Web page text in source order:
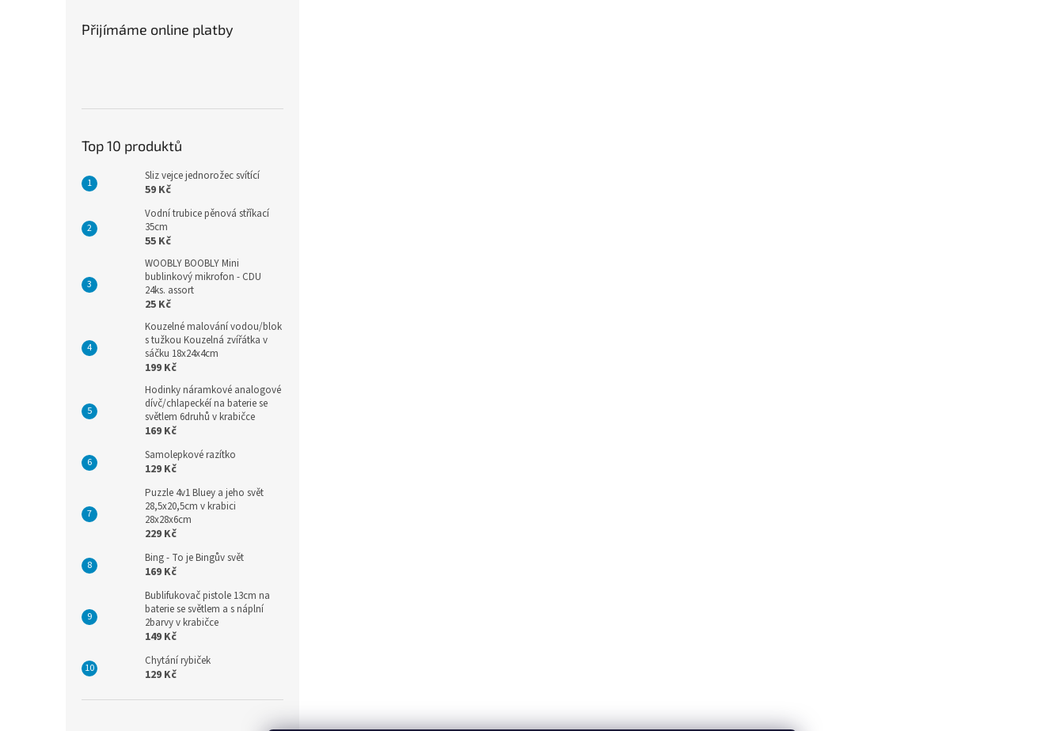
Přijímáme online platby
Top 10 produktů
Sliz vejce jednorožec svítící
59 Kč
Vodní trubice pěnová stříkací
35cm
55 Kč
WOOBLY BOOBLY Mini
bublinkový mikrofon - CDU
24ks. assort
25 Kč
Kouzelné malování vodou/blok
s tužkou Kouzelná zvířátka v
sáčku 18x24x4cm
199 Kč
Hodinky náramkové analogové
dívč/chlapeckéí na baterie se
světlem 6druhů v krabičce
169 Kč
Samolepkové razítko
129 Kč
Puzzle 4v1 Bluey a jeho svět
28,5x20,5cm v krabici
28x28x6cm
229 Kč
Bing - To je Bingův svět
169 Kč
Bublifukovač pistole 13cm na
baterie se světlem a s náplní
2barvy v krabičce
149 Kč
Chytání rybiček
129 Kč